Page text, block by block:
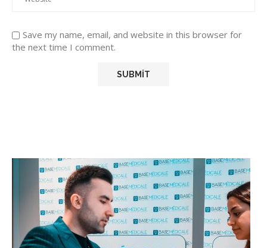
Save my name, email, and website in this browser for
the next time I comment.